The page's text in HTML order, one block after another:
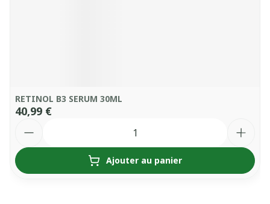
RETINOL B3 SERUM 30ML
40,99 €
Ajouter au panier